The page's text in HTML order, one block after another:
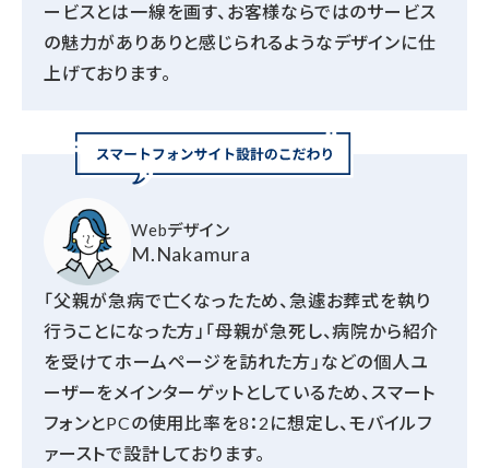
ービスとは一線を画す、お客様ならではのサービス
の魅力がありありと感じられるようなデザインに仕
上げております。
Webデザイン
M.Nakamura
「父親が急病で亡くなったため、急遽お葬式を執り
行うことになった方」「母親が急死し、病院から紹介
を受けてホームページを訪れた方」などの個人ユ
ーザーをメインターゲットとしているため、スマート
フォンとPCの使用比率を8：2に想定し、モバイルフ
ァーストで設計しております。